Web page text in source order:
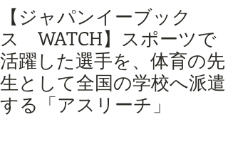
【ジャパンイーブック
ス WATCH】スポーツで
活躍した選手を、体育の先
生として全国の学校へ派遣
する「アスリーチ」